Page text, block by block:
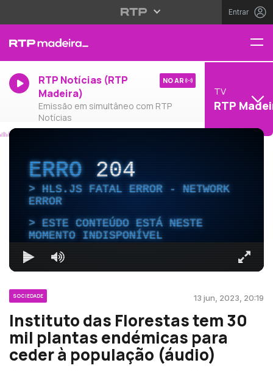
Entrar
RTP Notícias (RTP
Madeira)
Emissão em simultâneo com RTP
Notícias
NO AR
TV
RTP
ERRO204
HLS.JS FATAL ERROR - NETWORK
ERROR
ESTE CONTEÚDO ESTÁ NESTE
MOMENTO INDISPONÍVEL
SOCIEDADE 13 jun, 2023, 20:19
Instituto das Florestas tem 30
mil plantas endémicas para
ceder à população (áudio)